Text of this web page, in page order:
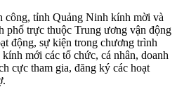
công, tỉnh Quảng Ninh kính mời và
phố trực thuộc Trung ương vận động
động, sự kiện trong chương trình
mới các tổ chức, cá nhân, doanh
cực tham gia, đăng ký các hoạt